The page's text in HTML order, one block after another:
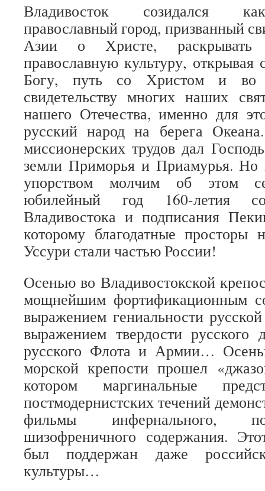
Владивосток созидался
православный город, призванный
Азии о Христе, раскрывать
православную культуру, открывая
Богу, путь со Христом и во
свидетельству многих наших
нашего Отечества, именно для
русский народ на берега
миссионерских трудов дал
земли Приморья и Приамурья. Но
упорством молчим об этом
юбилейный год 160-летия
Владивостока и подписания
которому благодатные
Уссури стали частью России!
Осенью во Владивостокской
мощнейшим фортификационным
выражением гениальности
выражением твердости
русского Флота и Армии…
морской крепости прошел
котором маргинальные
постмодернистских течений
фильмы инфернального,
шизофреничного содержания.
был поддержан даже
культуры…